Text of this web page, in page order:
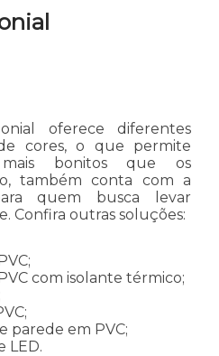
oferece diferentes
cores, o que permite
bonitos que os
também conta com a
quem busca levar
Confira outras soluções:
com isolante térmico;
parede em PVC;
LED.